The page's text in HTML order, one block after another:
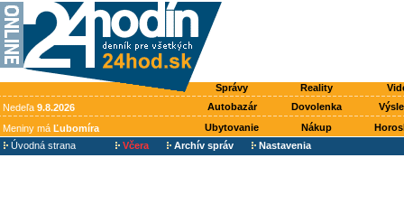
Správy Reality
Nedeľa 9.8.2026 Autobazár Dovolenka
Meniny má Ľubomíra Ubytovanie Nákup
Úvodná strana
Včera Archív správ Nastavenia